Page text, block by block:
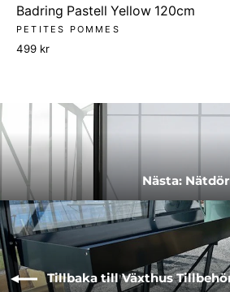
Badring Pastell Yellow 120cm
PETITES POMMES
499 kr
Nästa:
Tillbaka till Växthus